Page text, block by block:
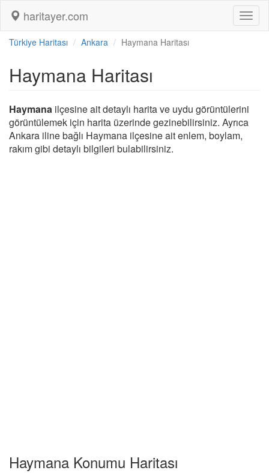
haritayer.com
Türkiye Haritası Ankara Haymana Haritası
Haymana Haritası
Haymana ilçesine ait detaylı harita ve uydu görüntülerini
görüntülemek için harita üzerinde gezinebilirsiniz. Ayrıca
Ankara iline bağlı Haymana ilçesine ait enlem, boylam,
rakım gibi detaylı bilgileri bulabilirsiniz.
Haymana Konumu Haritası